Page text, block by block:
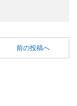
前の投稿へ